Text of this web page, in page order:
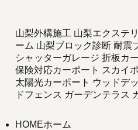
山梨外構施工 山梨エクステ
ーム 山梨ブロック診断 耐震
シャッターガレージ 折板カ
保険対応カーポート スカイ
太陽光カーポート ウッドデ
ドフェンス ガーデンテラス
HOMEホーム